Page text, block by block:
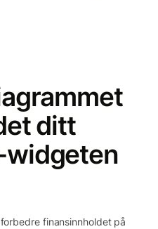
ditt
widgeten
finansinnholdet på